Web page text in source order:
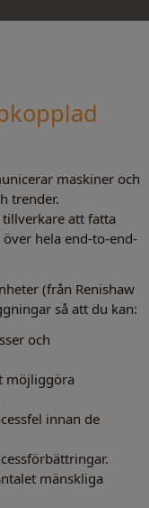
maskiner och
trender.
att fatta
hela end-to-end-
(från Renishaw
så att du kan:
och
möjliggöra
innan de
mänskliga